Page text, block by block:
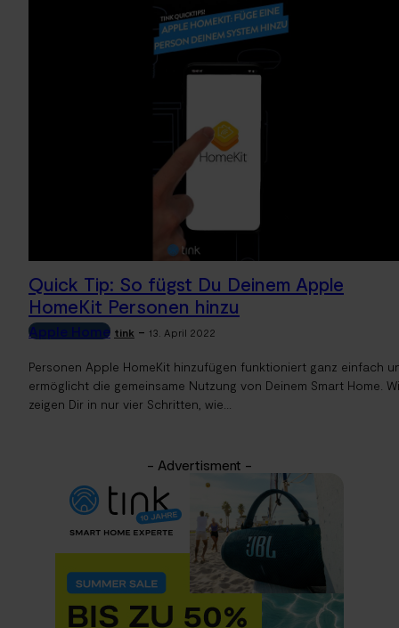
Quick Tip: So fügst Du Deinem Apple
HomeKit Personen hinzu
Apple Home tink - 13. April 2022
Personen Apple HomeKit hinzufügen funktioniert ganz einfach
ermöglicht die gemeinsame Nutzung von Deinem Smart Home.
zeigen Dir in nur vier Schritten, wie...
- Advertisment -